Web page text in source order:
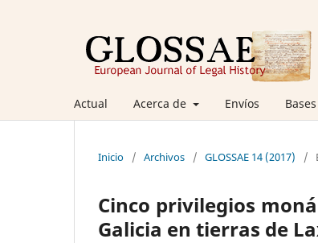
Actual Acerca de Envíos
Inicio / Archivos / GLOSSAE 14 (2017) /
Cinco privilegios
Galicia en tierras de